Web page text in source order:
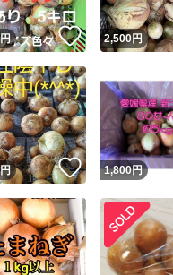
円 いいね！
2,500円
円 いいね！
1,800円